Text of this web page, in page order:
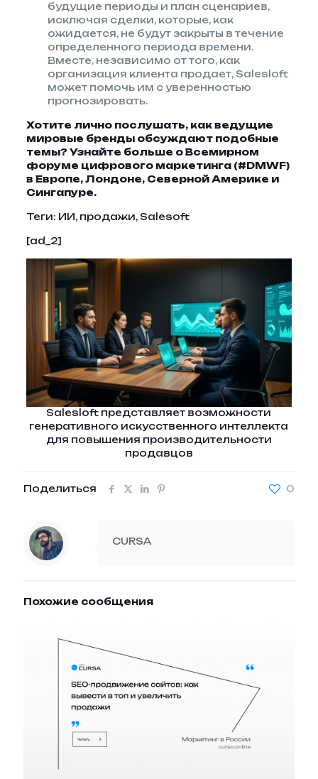
будущие периоды и план сценариев,
исключая сделки, которые, как
ожидается, не будут закрыты в течение
определенного периода времени.
Вместе, независимо от того, как
организация клиента продает, Salesloft
может помочь им с уверенностью
прогнозировать.
Хотите лично послушать, как ведущие
мировые бренды обсуждают подобные
темы? Узнайте больше о Всемирном
форуме цифрового маркетинга (#DMWF)
в Европе, Лондоне, Северной Америке и
Сингапуре.
Теги: ИИ, продажи, Salesoft
[ad_2]
Salesloft представляет возможности
генеративного искусственного интеллекта
для повышения производительности
продавцов
Поделиться 0
CURSA
Похожие сообщения